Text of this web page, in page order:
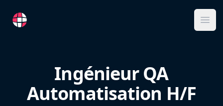
RemoteFR
Ingénieur QA
Automatisation H/F